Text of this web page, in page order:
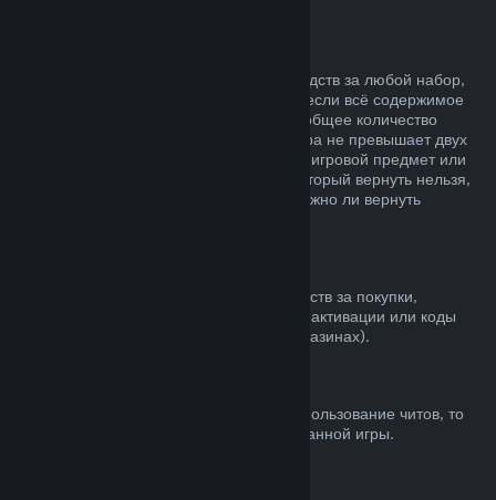
Вы можете получить полный возврат средств за любой набор,
купленный в магазине Steam, но только если всё содержимое
набора находится на вашем аккаунте и общее количество
времени пользования товарами из набора не превышает двух
часов. Если к набору прилагается внутриигровой предмет или
дополнительный контент, средства за который вернуть нельзя,
при оформлении покупки вы узнаете, можно ли вернуть
Valve не может предложить возврат средств за покупки,
сделанные вне Steam (например, ключи активации или коды
кошелька Steam, купленные в других магазинах).
Если вы получили блокировку VAC за использование читов, то
вы теряете право на возврат заблокированной игры.